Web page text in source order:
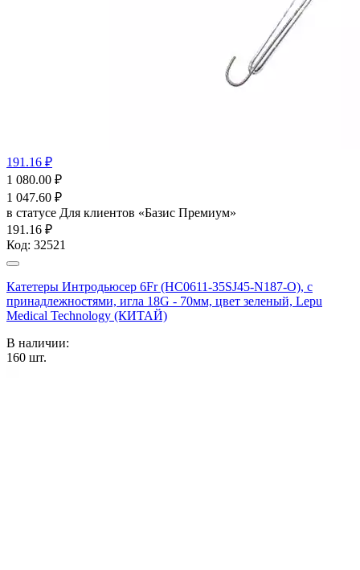
191.16 ₽
1 080.00 ₽
1 047.60 ₽
в статусе Для клиентов «Базис Премиум»
191.16 ₽
Код: 32521
Катетеры Интродьюсер 6Fr (HC0611-35SJ45-N187-O), с
принадлежностями, игла 18G - 70мм, цвет зеленый, Lepu
Medical Technology (КИТАЙ)
В наличии:
160 шт.